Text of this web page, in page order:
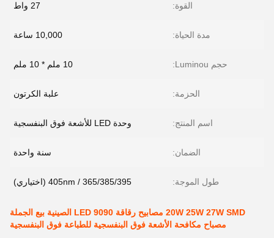
القوة: 27 واط
مدة الحياة: 10,000 ساعة
حجم Luminou: 10 ملم * 10 ملم
الحزمة: علبة الكرتون
اسم المنتج: وحدة LED للأشعة فوق البنفسجية
الضمان: سنة واحدة
طول الموجة: 365/385/395 / 405nm (اختياري)
20W 25W 27W SMD مصابيح رقاقة LED 9090 الصينية بيع الجملة
مصباح مكافحة الأشعة فوق البنفسجية للطباعة فوق البنفسجية